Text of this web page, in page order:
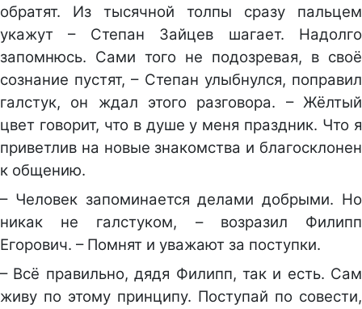
обратят. Из тысячной толпы сразу пальцем
укажут – Степан Зайцев шагает. Надолго
запомнюсь. Сами того не подозревая, в своё
сознание пустят, – Степан улыбнулся, поправил
галстук, он ждал этого разговора. – Жёлтый
цвет говорит, что в душе у меня праздник. Что я
приветлив на новые знакомства и благосклонен
к общению.
– Человек запоминается делами добрыми. Но
никак не галстуком, – возразил Филипп
Егорович. – Помнят и уважают за поступки.
– Всё правильно, дядя Филипп, так и есть. Сам
живу по этому принципу. Поступай по совести,